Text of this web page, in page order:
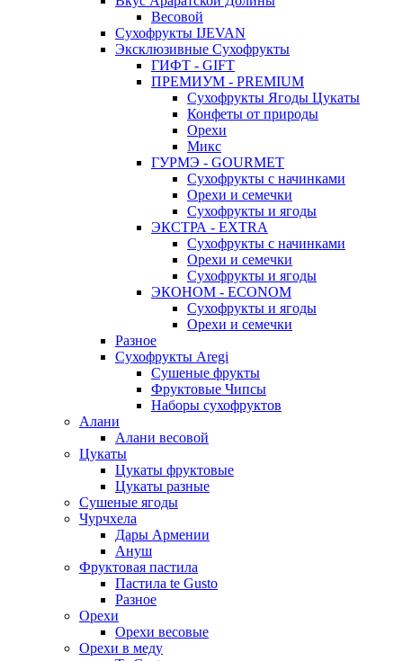
Весовой
Сухофрукты IJEVAN
Эксклюзивные Сухофрукты
ГИФТ - GIFT
ПРЕМИУМ - PREMIUM
Сухофрукты Ягоды Цукаты
Конфеты от природы
Орехи
Микс
ГУРМЭ - GOURMET
Сухофрукты с начинками
Орехи и семечки
Сухофрукты и ягоды
ЭКСТРА - EXTRA
Сухофрукты с начинками
Орехи и семечки
Сухофрукты и ягоды
ЭКОНОМ - ECONOM
Сухофрукты и ягоды
Орехи и семечки
Разное
Сухофрукты Aregi
Сушеные фрукты
Фруктовые Чипсы
Наборы сухофруктов
Алани
Алани весовой
Цукаты
Цукаты фруктовые
Цукаты разные
Сушеные ягоды
Чурчхела
Дары Армении
Ануш
Фруктовая пастила
Пастила te Gusto
Разное
Орехи
Орехи весовые
Орехи в меду